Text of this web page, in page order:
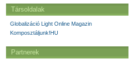
Társoldalak
Globalizáció Light Online Magazin
Komposztáljunk!HU
Partnerek